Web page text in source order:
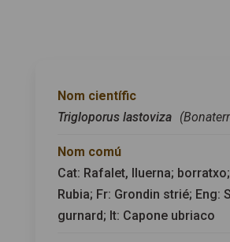
Nom científic
Trigloporus lastoviza
Nom comú
Cat: Rafalet, lluerna;
Rubia; Fr: Grondin strié; Eng:
gurnard; It: Capone ubriaco